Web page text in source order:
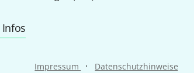
Impressum · Datenschutzhinweise